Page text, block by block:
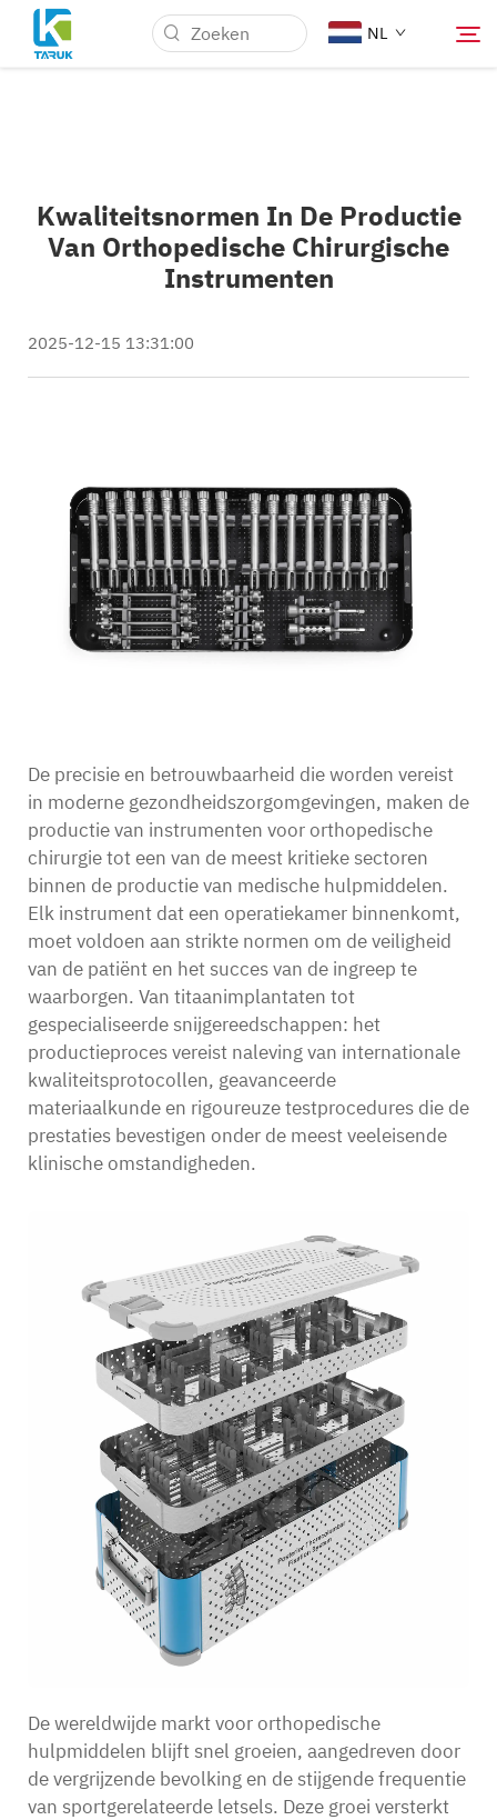
NL
Medische markten
Nieuws & Evenementen
Contact
Kwaliteitsnormen In De Productie
Van Orthopedische Chirurgische
Instrumenten
2025-12-15 13:31:00
De precisie en betrouwbaarheid die worden vereist
in moderne gezondheidszorgomgevingen, maken de
productie van instrumenten voor orthopedische
chirurgie tot een van de meest kritieke sectoren
binnen de productie van medische hulpmiddelen.
Elk instrument dat een operatiekamer binnenkomt,
moet voldoen aan strikte normen om de veiligheid
van de patiënt en het succes van de ingreep te
waarborgen. Van titaanimplantaten tot
gespecialiseerde snijgereedschappen: het
productieproces vereist naleving van internationale
kwaliteitsprotocollen, geavanceerde
materiaalkunde en rigoureuze testprocedures die de
prestaties bevestigen onder de meest veeleisende
klinische omstandigheden.
De wereldwijde markt voor orthopedische
hulpmiddelen blijft snel groeien, aangedreven door
de vergrijzende bevolking en de stijgende frequentie
van sportgerelateerde letsels. Deze groei versterkt